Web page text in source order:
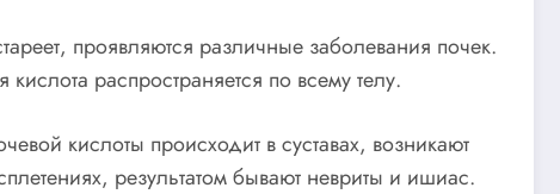
проявляются различные заболевания почек.
распространяется по всему телу.
кислоты происходит в суставах, возникают
результатом бывают невриты и ишиас.